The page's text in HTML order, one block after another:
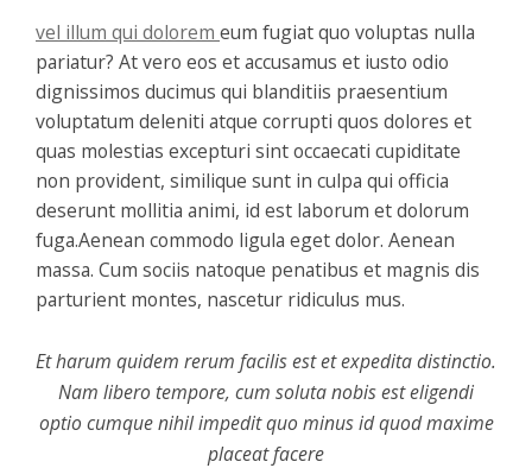
vel illum qui dolorem eum fugiat quo voluptas nulla
pariatur? At vero eos et accusamus et iusto odio
dignissimos ducimus qui blanditiis praesentium
voluptatum deleniti atque corrupti quos dolores et
quas molestias excepturi sint occaecati cupiditate
non provident, similique sunt in culpa qui officia
deserunt mollitia animi, id est laborum et dolorum
fuga.Aenean commodo ligula eget dolor. Aenean
massa. Cum sociis natoque penatibus et magnis dis
parturient montes, nascetur ridiculus mus.
Et harum quidem rerum facilis est et expedita distinctio.
Nam libero tempore, cum soluta nobis est eligendi
optio cumque nihil impedit quo minus id quod maxime
placeat facere